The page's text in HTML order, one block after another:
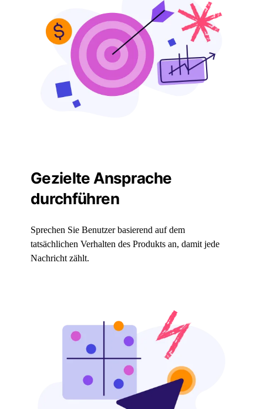
Gezielte Ansprache
durchführen
Sprechen Sie Benutzer basierend auf dem
tatsächlichen Verhalten des Produkts an, damit jede
Nachricht zählt.